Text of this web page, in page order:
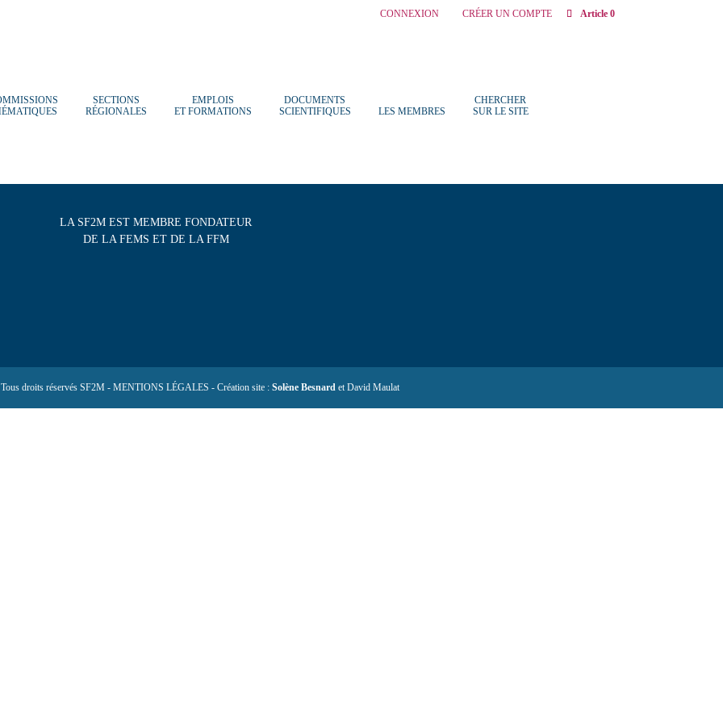
CONNEXION CRÉER UN COMPTE Article 0
SECTIONS
RÉGIONALES
EMPLOIS
ET FORMATIONS
DOCUMENTS
SCIENTIFIQUES
LES MEMBRES
CHERCHER
SUR LE SITE
LA SF2M EST MEMBRE FONDATEUR
DE LA FEMS ET DE LA FFM
droits réservés SF2M - MENTIONS LÉGALES - Création site : Solène Besnard et David Maulat